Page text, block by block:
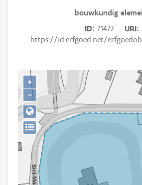
Gebeurtenis
Persoon of collectief
Downloads
Hergebruik
Aanmelden
bouwkundig
ID 71477
URI
https://id.erfgoed.net/
+
−